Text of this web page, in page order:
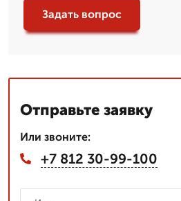
Задать вопрос
Отправьте заявку
Или звоните:
+7 812 30-99-100